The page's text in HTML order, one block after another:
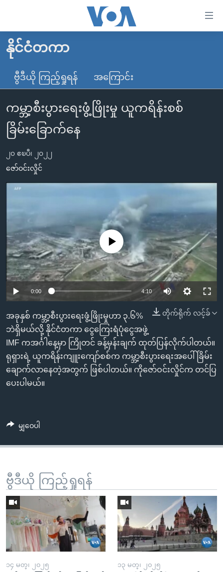
လွယ်ကူ
စေ
သည့်
များ
ပင်မ
သို့
ကျော်
ကြည့်
ညွန်း
စာမျက်နှာ
သို့
ကျော်
ကြည့်
ရှာဖွေ
ရန်
နေရာ
သို့
ကျော်
ရန်
မူလစာမျက်နှာ
မြန်မာ
ကမ္ဘာ့သတင်းများ
နိုင်ငံတကာ
အမေရိကန်
အစ္စရေး-ပါလက်စတိုင်း
ဗွီဒီယို
သတင်းလွတ်လပ်ခွင့်
ရပ်ဝန်းတခု လမ်းတခု အလွန်
အင်္ဂလိပ်စာလေ့လာမယ်
ရုပ်ရှင်ထဲက အင်္ဂလိပ်စာ
သုတပဒေသာ အင်္ဂလိပ်စာ
တီဗွီ
ရေဒီယို/တီဗွီအစီအစဉ်
Learning English
ဗွီအိုအေ လူမှုကွန်ယက်များ
ဘာသာစကားများ
နိုင်ငံတကာ
ဗွီဒီယို ကြည့်ရှုရန် အကြောင်း
ကမ္ဘာ့စီးပွားရေးဖွံ့ဖြိုးမှု ယူကရိန်းစစ်
ခြိမ်းခြောက်နေ
၂၀ ဧၿပီ၊ ၂၀၂၂
ဇော်ဝင်းလှိုင်
No media source currently available
0:00 4:10
တိုက်ရိုက် လင့်ခ်
အခုနှစ် ကမ္ဘာ့စီးပွားရေးဖွံ့ဖြိုးမှုဟာ ၃.၆%
ဘဲရှိမယ်လို့ နိုင်ငံတကာ ငွေကြေးရံပုံငွေအဖွဲ့
IMF ကအင်္ဂါနေ့မှာ ကြိုတင် ခန့်မှန်းချက် ထုတ်ပြန်လိုက်ပါတယ်။
ရုရှားရဲ့ ယူကရိန်းကျူးကျော်စစ်က ကမ္ဘာ့စီးပွားရေးအပေါ် ခြိမ်း
ချောက်လာနေတဲ့အတွက် ဖြစ်ပါတယ်။ ကိုဇော်ဝင်းလှိုင်က တင်ပြ
ပေးပါမယ်။
မျှဝေပါ
ဗွီဒီယို ကြည့်ရှုရန်
၁၄ မတ္၊ ၂၀၂၅ ၁၃ မတ္၊ ၂၀၂၅